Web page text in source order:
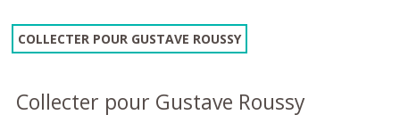
COLLECTER POUR GUSTAVE ROUSSY
Collecter pour Gustave Roussy